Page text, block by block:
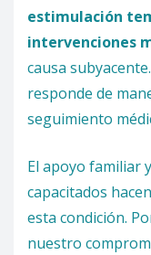
estimulación
intervenciones
causa
responde de
seguimiento
El apoyo familiar
capacitados
esta condición.
nuestro